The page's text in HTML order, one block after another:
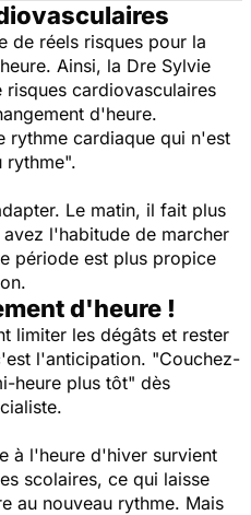
de réels risques pour la
Ainsi, la Dre Sylvie
risques cardiovasculaires
d'heure.
rythme cardiaque qui n'est
rythme".
Le matin, il fait plus
l'habitude de marcher
période est plus propice
d'heure !
limiter les dégâts et rester
l'anticipation. "Couchez-
heure plus tôt" dès
à l'heure d'hiver survient
scolaires, ce qui laisse
au nouveau rythme. Mais